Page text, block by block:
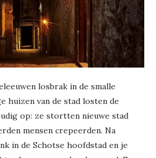
losbrak in de smalle
huizen van de stad losten de
op: ze stortten nieuwe stad
mensen crepeerden. Na
in de Schotse hoofdstad en je